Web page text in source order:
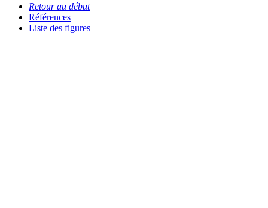
Retour au début
Références
Liste des figures